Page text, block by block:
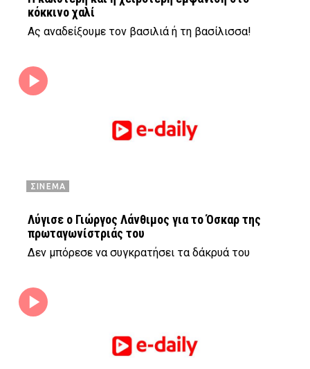
κόκκινο χαλί
Ας αναδείξουμε τον βασιλιά ή τη βασίλισσα!
ΣΙΝΕΜΑ
Λύγισε ο Γιώργος Λάνθιμος για το Όσκαρ της
πρωταγωνίστριάς του
Δεν μπόρεσε να συγκρατήσει τα δάκρυά του